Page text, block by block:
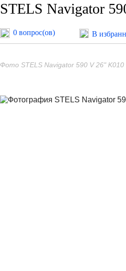
STELS Navigator
0 вопрос(ов) В
Фото STELS Navigator 590 V 26" K010